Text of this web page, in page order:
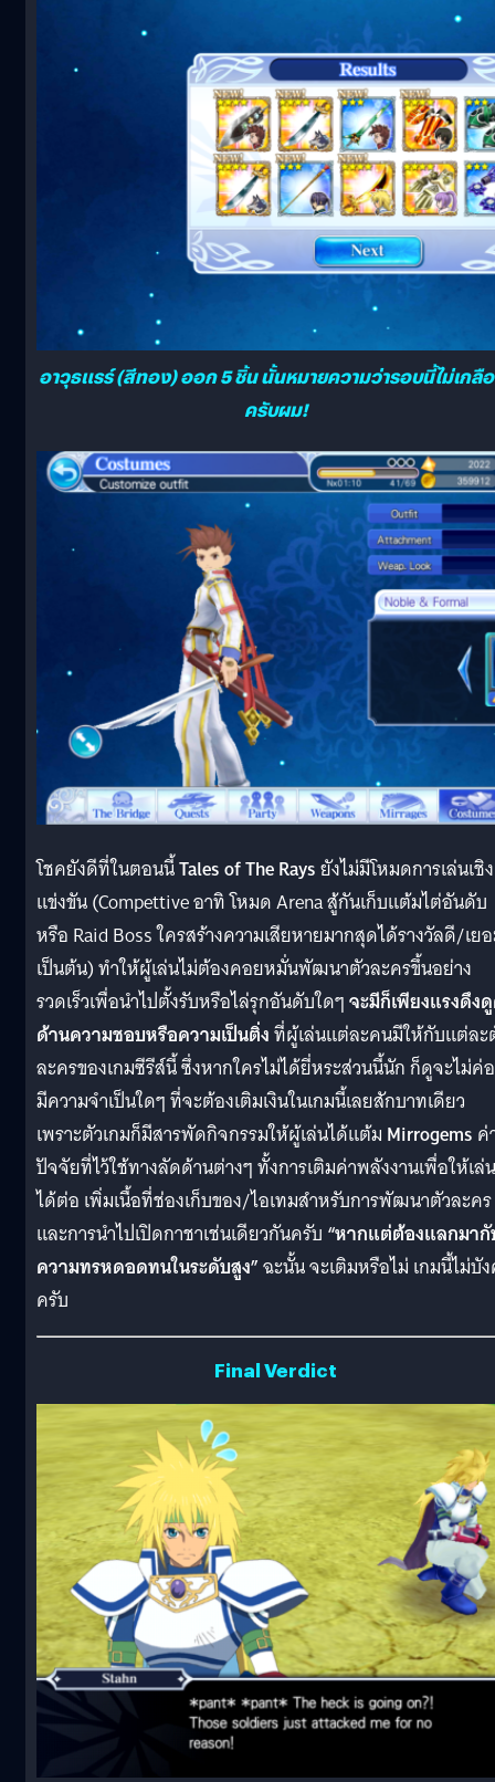
อาวุธแรร์ (สีทอง) ออก 5 ชิ้น นั้นหมายความว่ารอบนี้ไม่เกลื
ครับผม!
โชคยังดีที่ในตอนนี้Tales of The Raysยังไม่มีโหมดการเล่นเชิง
แข่งขัน (Compettive อาทิ โหมด Arena สู้กันเก็บแต้มไต่อันดับ
หรือ Raid Boss ใครสร้างความเสียหายมากสุดได้รางวัลดี/เย
เป็นต้น) ทำให้ผู้เล่นไม่ต้องคอยหมั่นพัฒนาตัวละครขึ้นอย่าง
รวดเร็วเพื่อนำไปตั้งรับหรือไล่รุกอันดับใดๆจะมีก็เพียงแรงดึง
ด้านความชอบหรือความเป็นติ่งที่ผู้เล่นแต่ละคนมีให้กับแต่ละ
ละครของเกมซีรีส์นี้ ซึ่งหากใครไม่ได้ยี่หระส่วนนี้นัก ก็ดูจะไม่ค่
มีความจำเป็นใดๆ ที่จะต้องเติมเงินในเกมนี้เลยสักบาทเดียว
เพราะตัวเกมก็มีสารพัดกิจกรรมให้ผู้เล่นได้แต้ม Mirrogems ค่
ปัจจัยที่ไว้ใช้ทางลัดด้านต่างๆ ทั้งการเติมค่าพลังงานเพื่อให้เล่น
ได้ต่อ เพิ่มเนื้อที่ช่องเก็บของ/ไอเทมสำหรับการพัฒนาตัวละคร
และการนำไปเปิดกาชาเช่นเดียวกันครับ “หากแต่ต้องแลกมา
ความทรหดอดทนในระดับสูง”ฉะนั้น จะเติมหรือไม่ เกมนี้ไม่บั
ครับ
Final Verdict